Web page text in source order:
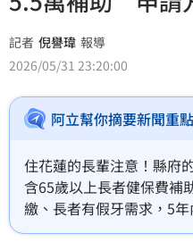
記者 倪譽瑋 報導
2026/05/31 23:20:00
阿立幫你摘要新聞重點
住花蓮的長輩注意！縣府
含65歲以上長者健保費補
繳、長者有假牙需求，5
收等加碼到5.5萬）。而